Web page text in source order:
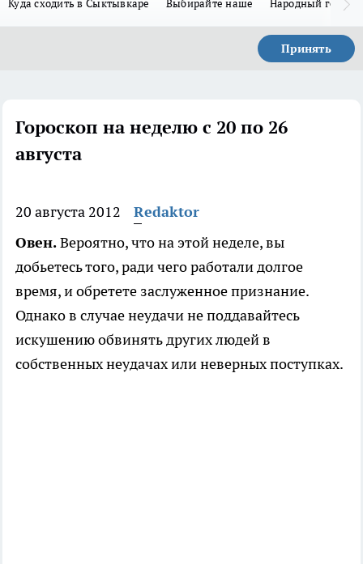
Куда сходить в Сыктывкаре Выбирайте наше Народный герой
Принять
Гороскоп на неделю с 20 по 26
августа
20 августа 2012
Redaktor
Овен.Вероятно, что на этой неделе, вы
добьетесь того, ради чего работали долгое
время, и обретете заслуженное признание.
Однако в случае неудачи не поддавайтесь
искушению обвинять других людей в
собственных неудачах или неверных поступках.